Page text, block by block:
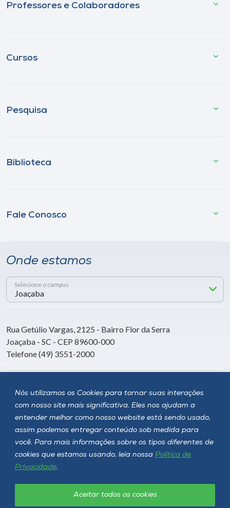
Nós utilizamos os Cookies para tornar suas interações
com nosso site mais significativa. Eles nos ajudam a
entender melhor como nosso website está sendo usado,
assim podemos entregar conteúdo sob medida para
você. Para mais informações sobre os tipos diferentes de
cookies que estamos usando, leia nossa Política de
Privacidade.
Aceitar todos os cookies
Professores e Colaboradores
Cursos
Pesquisa
Biblioteca
Fale Conosco
Onde estamos
Selecione o campus
Rua Getúlio Vargas, 2125 - Bairro Flor da Serra
Joaçaba - SC - CEP 89600-000
Telefone (49) 3551-2000
Siga a Unoesc
Política de privacidade LGPD